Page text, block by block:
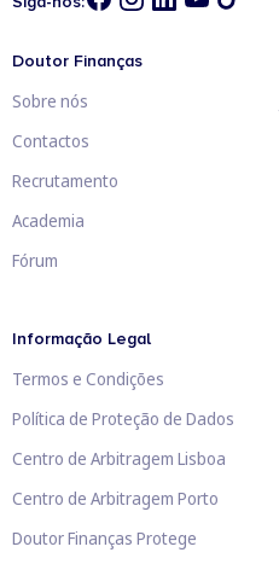
Doutor Finanças
Sobre nós
Contactos
Recrutamento
Academia
Fórum
Informação Legal
Termos e Condições
Política de Proteção de Dados
Centro de Arbitragem Lisboa
Centro de Arbitragem Porto
Doutor Finanças Protege